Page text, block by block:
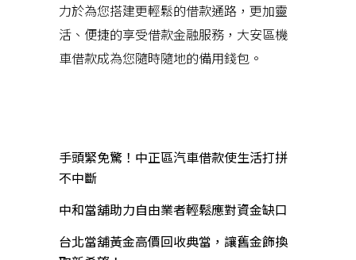
力於為您搭建更輕鬆的借款通路，更加靈
活、便捷的享受借款金融服務，大安區機
車借款成為您隨時隨地的備用錢包。
手頭緊免驚！中正區汽車借款使生活打拼
不中斷
中和當舖助力自由業者輕鬆應對資金缺口
台北當舖黃金高價回收典當，讓舊金飾換